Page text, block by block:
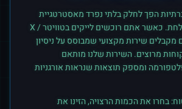
הפך לחלק בלתי נפרד מאסטרטגיית
כאשר אתם רוכשיםלייקיםבטוויטר / X
שירות מקצועי שמבוסס על ניסיון
מרוצים. השירות שלנו מותאם
ומספק תוצאות שנראות אורגניות
בחרו את הכמות הרצויה, הזינו את